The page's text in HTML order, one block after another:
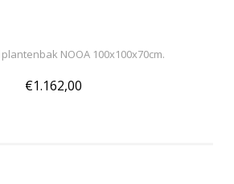
NOOA 100x100x70cm.
€1.162,00